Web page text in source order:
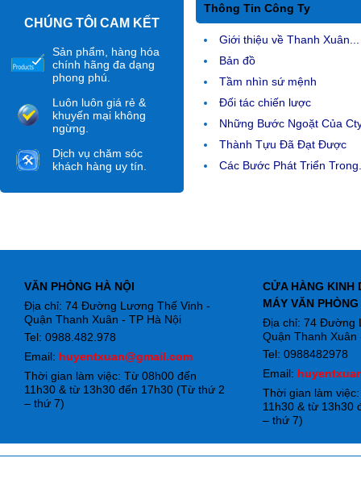
CHÚNG TÔI CAM KẾT
Sản phẩm, hàng hóa
chính hãng đa dạng
phong phú.
Luôn luôn giá rẻ &
khuyến mại không
ngừng.
Dịch vụ chăm sóc
khách hàng uy tín.
Thông Tin Công Ty
Giới thiệu về Thanh Xuân...
Bản đồ
Tầm nhìn sứ mệnh
Đối tác chiến lược
Những Bước Ngoặt Của
Thành Tựu Đã Đạt Được
Các Bước Phát Triển
VĂN PHÒNG HÀ NỘI
Địa chỉ: 74 Đường Lương Thế Vinh -
Quận Thanh Xuân - TP Hà Nội
Tel: 0988.482.978
Email: huyentxuan@gmail.com
Thời gian làm việc: Từ 08h00 đến
11h30 & từ 13h30 đến 17h30 (Từ thứ 2
– thứ 7)
CỬA HÀNG KINH
MÁY VĂN PHÒNG
Địa chỉ: 74 Đường
Quận Thanh Xuân
Tel: 0988482978
Email:
Thời gian làm
11h30 & từ 13h30
– thứ 7)